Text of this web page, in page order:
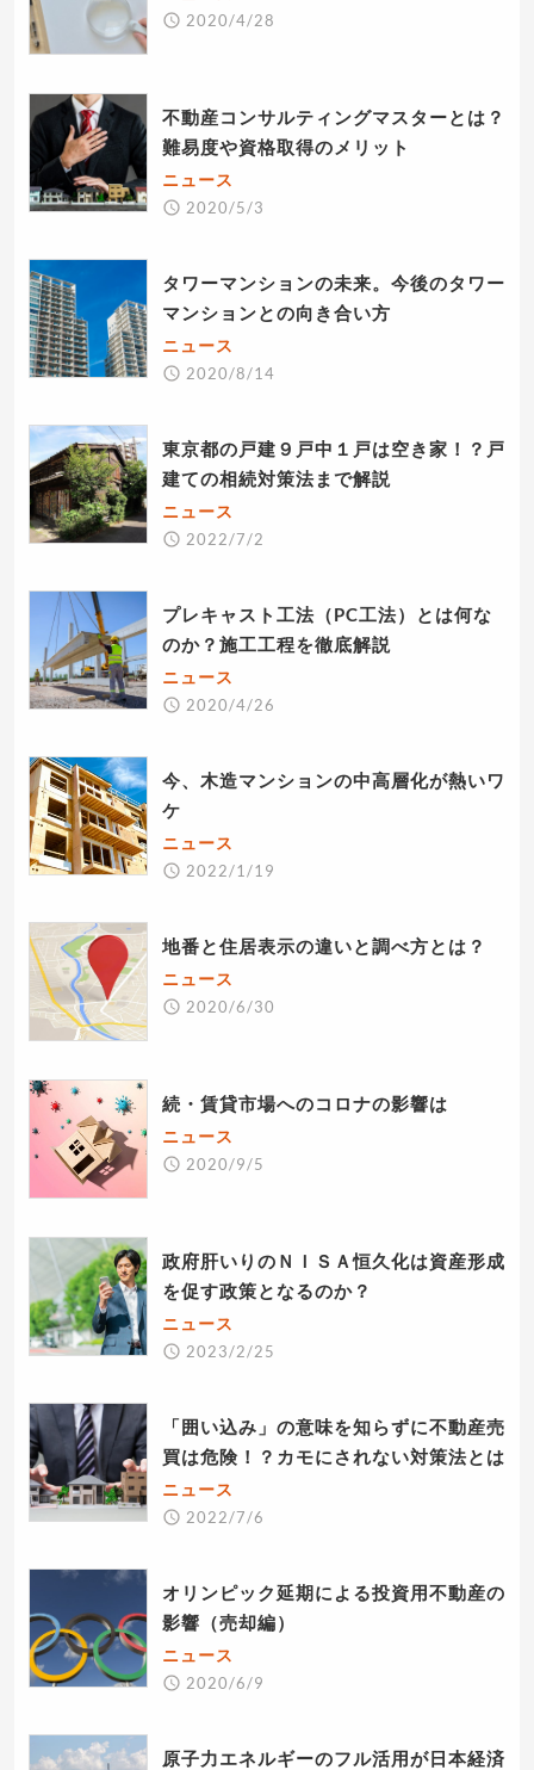
2020/4/28
不動産コンサルティングマスターとは？
難易度や資格取得のメリット
ニュース
2020/5/3
タワーマンションの未来。今後のタワー
マンションとの向き合い方
ニュース
2020/8/14
東京都の戸建９戸中１戸は空き家！？戸
建ての相続対策法まで解説
ニュース
2022/7/2
プレキャスト工法（PC工法）とは何な
のか？施工工程を徹底解説
ニュース
2020/4/26
今、木造マンションの中高層化が熱いワ
ケ
ニュース
2022/1/19
地番と住居表示の違いと調べ方とは？
ニュース
2020/6/30
続・賃貸市場へのコロナの影響は
ニュース
2020/9/5
政府肝いりのＮＩＳＡ恒久化は資産形成
を促す政策となるのか？
ニュース
2023/2/25
「囲い込み」の意味を知らずに不動産売
買は危険！？カモにされない対策法とは
ニュース
2022/7/6
オリンピック延期による投資用不動産の
影響（売却編）
ニュース
2020/6/9
原子力エネルギーのフル活用が日本経済